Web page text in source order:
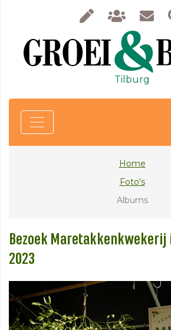
Tilburg
Home
Foto's
Albums
Bezoek Maretakkenkwekerij
2023